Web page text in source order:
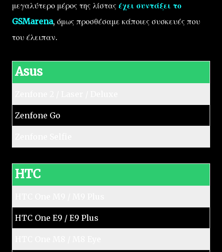
μεγαλύτερο μέρος της λίστας έχει συντάξει το
GSMarena, όμως προσθέσαμε κάποιες συσκευές που
του έλειπαν.
Asus
Zenfone Go
HTC
HTC One E9 / E9 Plus